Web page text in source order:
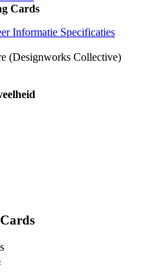
Cards
Informatie Specificaties
(Designworks Collective)